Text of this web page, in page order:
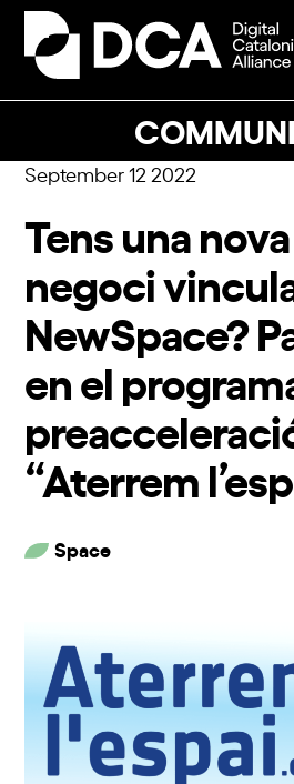
Skip
content
Open
mobile
Close
mobile
September 12 2022
Tens una
negoci
NewSpace?
en el
“Aterrem
Space